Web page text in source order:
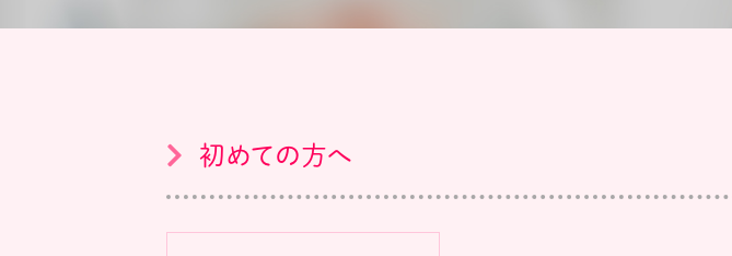
初めての方へ